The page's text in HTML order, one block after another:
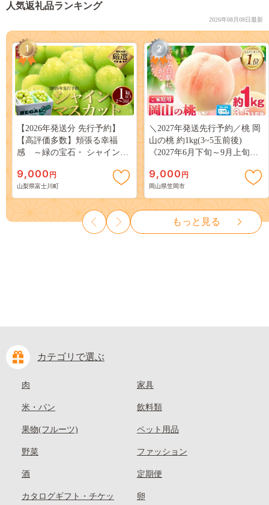
人気返礼品ランキング
2026年08月08日最新
1
【2026年発送分 先行予約】
【高評価多数】頬張る幸福
感 ～緑の宝石・ シャインマ
３房） フルーツ 山梨県産 果
物 くだもの シャイン マスカ
ット ぶどう ブドウ 葡萄 大粒
種なし 先行予約 富士川町
10000円 一万円 9000円 九千円
9,000 円
山梨県富士川町
2
＼2027年発送先行予約／桃 岡
山の桃 約1kg(3~5玉前後)
《2027年6月下旬～9月上旬頃
岡山 はくとう スイーツ フル
ーツ 果物 デザート 旬 モモ も
も 先行予約 送料無料 果物 岡
山県 笠岡市 清水白桃 白鳳 白
麗 クール便---
kasaoka_zsy_419_100---
9,000 円
岡山県笠岡市
もっと見る
カテゴリで選ぶ
肉
米・パン
果物(フルーツ)
野菜
酒
カタログギフト・チケッ
家具
飲料類
ペット用品
ファッション
定期便
卵